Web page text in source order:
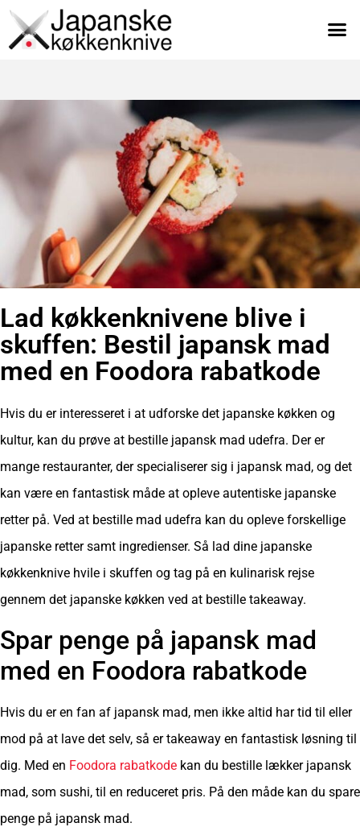
Lad køkkenknivene blive i
skuffen: Bestil japansk mad
med en Foodora rabatkode
Hvis du er interesseret i at udforske det japanske køkken og
kultur, kan du prøve at bestille japansk mad udefra. Der er
mange restauranter, der specialiserer sig i japansk mad, og det
kan være en fantastisk måde at opleve autentiske japanske
retter på. Ved at bestille mad udefra kan du opleve forskellige
japanske retter samt ingredienser. Så lad dine japanske
køkkenknive hvile i skuffen og tag på en kulinarisk rejse
gennem det japanske køkken ved at bestille takeaway.
Spar penge på japansk mad
med en Foodora rabatkode
Hvis du er en fan af japansk mad, men ikke altid har tid til eller
mod på at lave det selv, så er takeaway en fantastisk løsning til
dig. Med en Foodora rabatkode kan du bestille lækker japansk
mad, som sushi, til en reduceret pris. På den måde kan du spare
penge på japansk mad.